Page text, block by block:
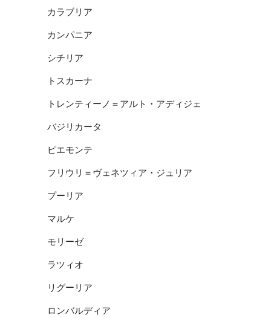
カラブリア
カンパニア
シチリア
トスカーナ
トレンティーノ＝アルト・アディジェ
バジリカータ
ピエモンテ
フリウリ＝ヴェネツィア・ジュリア
プーリア
マルケ
モリーゼ
ラツィオ
リグーリア
ロンバルディア